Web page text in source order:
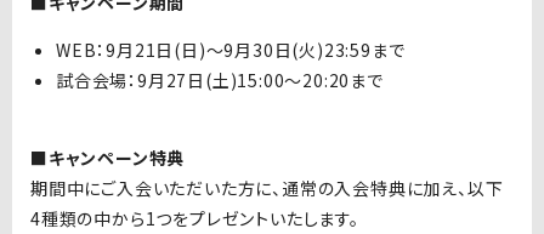
WEB：9月21日(日)〜9月30日(火)23:59まで
試合会場：9月27日(土)15:00〜20:20まで
■キャンペーン特典
期間中にご入会いただいた方に、通常の入会特典に加え、以下
4種類の中から1つをプレゼントいたします。